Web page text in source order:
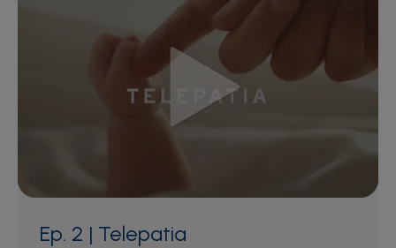
Ep. 2 | Telepatia